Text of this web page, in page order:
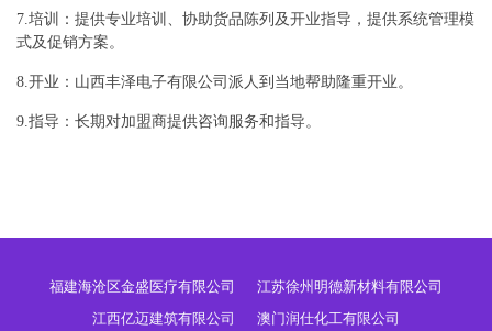
7.培训：提供专业培训、协助货品陈列及开业指导，提供系统管理模
式及促销方案。
8.开业：山西丰泽电子有限公司派人到当地帮助隆重开业。
9.指导：长期对加盟商提供咨询服务和指导。
福建海沧区金盛医疗有限公司
江苏徐州明德新材料有限公司
江西亿迈建筑有限公司
澳门润仕化工有限公司